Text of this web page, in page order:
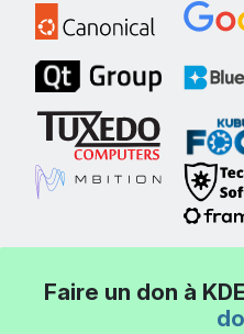
Faire un don à